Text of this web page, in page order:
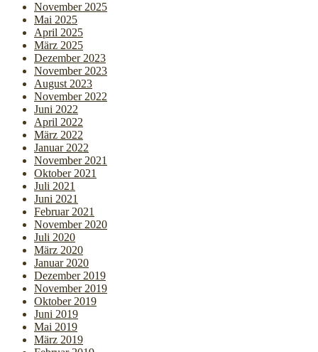
November 2025
Mai 2025
April 2025
März 2025
Dezember 2023
November 2023
August 2023
November 2022
Juni 2022
April 2022
März 2022
Januar 2022
November 2021
Oktober 2021
Juli 2021
Juni 2021
Februar 2021
November 2020
Juli 2020
März 2020
Januar 2020
Dezember 2019
November 2019
Oktober 2019
Juni 2019
Mai 2019
März 2019